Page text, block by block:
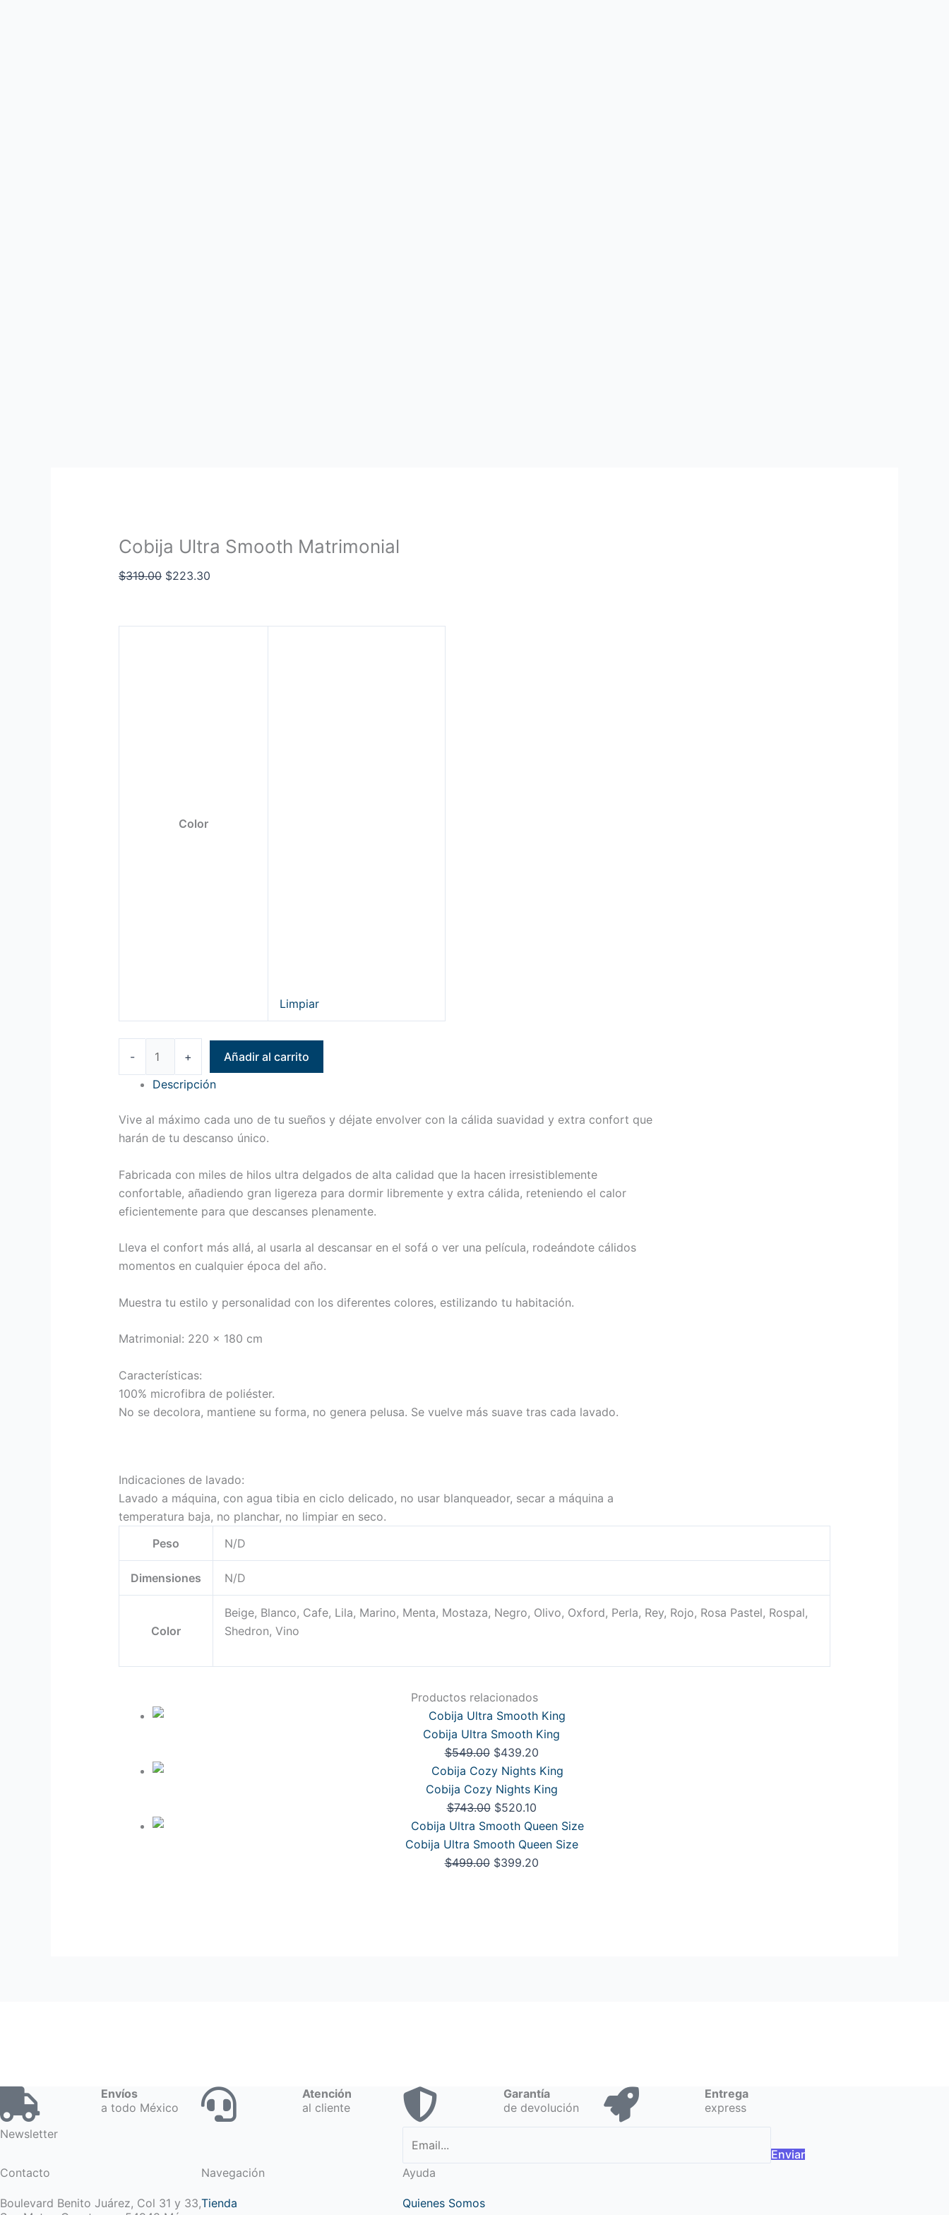
Cobija Ultra Smooth Matrimonial
$319.00 $223.30
Color
Limpiar
- +
Añadir al carrito
Descripción
Vive al máximo cada uno de tu sueños y déjate envolver con la cálida suavidad y extra confort que
harán de tu descanso único.
Fabricada con miles de hilos ultra delgados de alta calidad que la hacen irresistiblemente
confortable, añadiendo gran ligereza para dormir libremente y extra cálida, reteniendo el calor
eficientemente para que descanses plenamente.
Lleva el confort más allá, al usarla al descansar en el sofá o ver una película, rodeándote cálidos
momentos en cualquier época del año.
Muestra tu estilo y personalidad con los diferentes colores, estilizando tu habitación.
Matrimonial: 220 x 180 cm
Características:
100% microfibra de poliéster.
No se decolora, mantiene su forma, no genera pelusa. Se vuelve más suave tras cada lavado.
Indicaciones de lavado:
Lavado a máquina, con agua tibia en ciclo delicado, no usar blanqueador, secar a máquina a
temperatura baja, no planchar, no limpiar en seco.
Peso
N/D
Dimensiones N/D
Color
Beige, Blanco, Cafe, Lila, Marino, Menta, Mostaza, Negro, Olivo, Oxford, Perla, Rey, Rojo, Rosa Pastel, Rospal,
Shedron, Vino
Productos relacionados
Cobija Ultra Smooth King
$549.00 $439.20
Cobija Cozy Nights King
$743.00 $520.10
Cobija Ultra Smooth Queen Size
$499.00 $399.20
Envíos
a todo México
Atención
al cliente
Garantía
de devolución
Entrega
express
Newsletter
Enviar
Contacto
Boulevard Benito Juárez, Col 31 y 33,
Navegación
Tienda
Ayuda
Quienes Somos